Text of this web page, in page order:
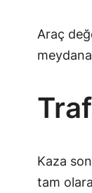
Araç
Kaza
tam